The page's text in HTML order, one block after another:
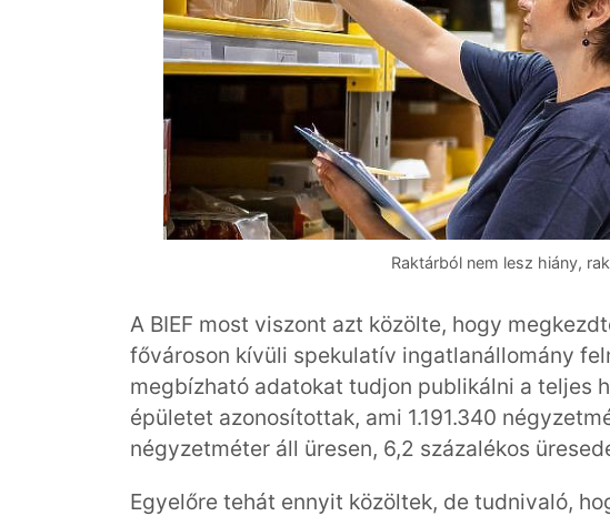
Raktárból nem lesz hiány,
A BIEF most viszont azt közölte, hogy
fővároson kívüli spekulatív ingatlanállomány
megbízható adatokat tudjon publikálni a teljes
épületet azonosítottak, ami 1.191.340
négyzetméter áll üresen, 6,2 százalékos
Egyelőre tehát ennyit közöltek, de tudnivaló,